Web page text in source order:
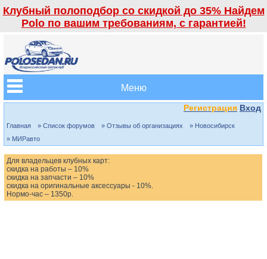
Клубный полоподбор со скидкой до 35% Найдем
Polo по вашим требованиям, с гарантией!
Меню
Регистрация Вход
Главная » Список форумов » Отзывы об организациях
» Новосибирск
» МИРавто
Для владельцев клубных карт:
скидка на работы – 10%
скидка на запчасти – 10%
скидка на оригинальные аксессуары - 10%.
Нормо-час – 1350р.